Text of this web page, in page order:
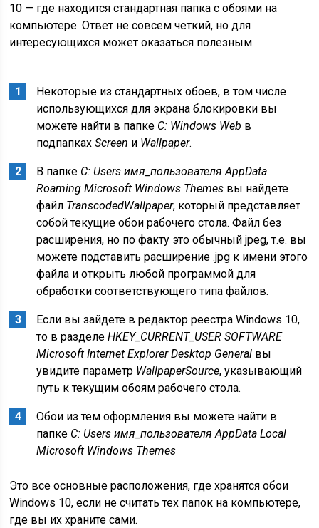
10 — где находится стандартная папка с обоями на
компьютере. Ответ не совсем четкий, но для
интересующихся может оказаться полезным.
Некоторые из стандартных обоев, в том числе
использующихся для экрана блокировки вы
можете найти в папке C: Windows Web в
подпапкахScreen и Wallpaper.
В папке C: Users имя_пользователя AppData
Roaming Microsoft Windows Themes вы найдете
файл TranscodedWallpaper, который представляет
собой текущие обои рабочего стола. Файл без
расширения, но по факту это обычный jpeg, т.е. вы
можете подставить расширение .jpg к имени этого
файла и открыть любой программой для
обработки соответствующего типа файлов.
Если вы зайдете в редактор реестра Windows 10,
то в разделеHKEY_CURRENT_USER SOFTWARE
Microsoft Internet Explorer Desktop General вы
увидите параметр WallpaperSource, указывающий
путь к текущим обоям рабочего стола.
Обои из тем оформления вы можете найти в
папке C: Users имя_пользователя AppData Local
Microsoft Windows Themes
Это все основные расположения, где хранятся обои
Windows 10, если не считать тех папок на компьютере,
где вы их храните сами.